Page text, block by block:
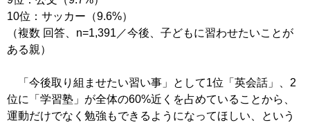
10位：サッカー（9.6%）
（複数 回答、n=1,391／今後、子どもに習わせたいことが
ある親）
「今後取り組ませたい習い事」として1位「英会話」、2
位に「学習塾」が全体の60%近くを占めていることから、
運動だけでなく勉強もできるようになってほしい、という